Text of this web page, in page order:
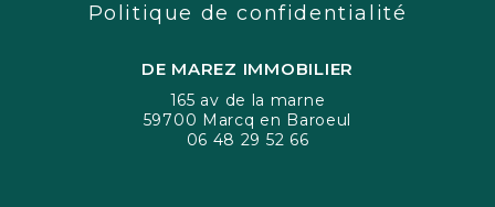
Politique de confidentialité
DE MAREZ IMMOBILIER
165 av de la marne
59700 Marcq en Baroeul
06 48 29 52 66